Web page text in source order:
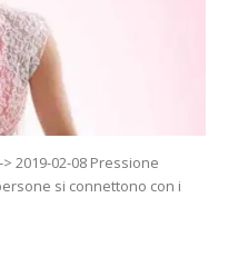
2019-02-08 Pressione
si connettono con i